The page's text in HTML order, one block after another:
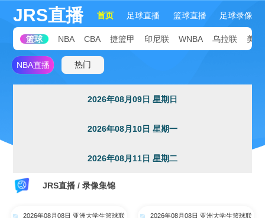
JRS直播 首页 足球直播 篮球直播 足球录像
篮球 NBA CBA 捷篮甲 印尼联 WNBA 乌拉联 美
NBA直播 热门
2026年08月09日 星期日
2026年08月10日 星期一
2026年08月11日 星期二
JRS直播 / 录像集锦
2026年08月08日 亚洲大学生篮球联 2026年08月08日 亚洲大学生篮球联